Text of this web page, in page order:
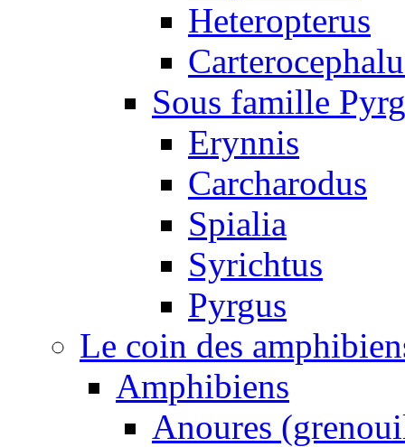
Heteropterus
Sous famille
Erynnis
Carcharodus
Spialia
Syrichtus
Pyrgus
Le coin des
Amphibiens
Anoures